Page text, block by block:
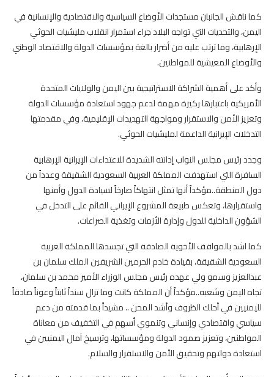
كما ناقش الجانبان مستجدات الأوضاع السياسية والاقتصادية والإنسانية في
اليمن، والتحديات التي تواجه البلاد جراء استمرار انقلاب مليشيات الحوثي
الإرهابية، وما ترتب عليه من أضرار بالغة بمؤسسات الدولة والاقتصاد الوطني
والأوضاع المعيشية للمواطنين.
وأكد على أهمية الشراكة الاستراتيجية بين اليمن والولايات المتحدة
الأمريكية باعتبارها ركيزة مهمة لدعم جهود استعادة مؤسسات الدولة
وتعزيز الأمن والاستقرار ومواجهة التهديدات الإقليمية، وفي مقدمتها
التدخلات الإيرانية الداعمة لمليشيات الحوثي.
وجدد رئيس مجلس النواب إدانته الشديدة للاعتداءات الإيرانية الإرهابية
السافرة التي استهدفت المملكة العربية السعودية الشقيقة وعدداً من
دول المنطقة..مؤكداً أنها تمثل انتهاكاً صارخاً لسيادة الدول وأمنها
واستقرارها، وتعكس طبيعة المشروع الإيراني القائم على التدخل في
الشؤون الداخلية للدول وإدارة الأزمات وتغذية الصراعات.
كما اشد بالمواقف الأخوية الصادقة التي تجسدها المملكة العربية
السعودية الشقيقة، بقيادة خادم الحرمين الشريفين الملك سلمان بن
عبدالعزيز وسمو ولي عهده رئيس مجلس الوزراء الأمير محمد بن سلمان،
تجاه اليمن وشعبه..مؤكداً أن المملكة كانت وما تزال سنداً ثابتاً وعوناً صادقاً
لليمنيين في أحلك الظروف وأشد المحن .. مشيداً بما قدمته من دعم
سياسي واقتصادي وإنساني وتنموي أسهم في التخفيف من معاناة
المواطنين، وتعزيز صمود الدولة ومؤسساتها، وترسيخ آمال اليمنيين في
استعادة دولتهم وتحقيق الأمن والاستقرار والسلام.